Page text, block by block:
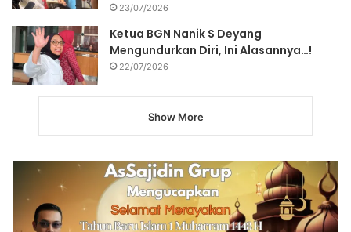
23/07/2026
Ketua BGN Nanik S Deyang
Mengundurkan Diri, Ini Alasannya…!
22/07/2026
Show More